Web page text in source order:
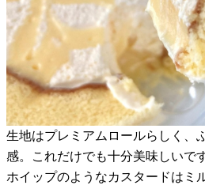
生地はプレミアムロールらしく、
感。これだけでも十分美味しいです
ホイップのようなカスタードはミ